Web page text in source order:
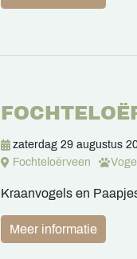
zaterdag 29 augustus
Fochteloërveen
Kraanvogels en
Meer informatie